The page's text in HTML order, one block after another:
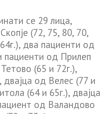
се 29 лица,
(72, 75, 80, 70,
два пациенти од
пациенти од Прилеп
(65 и 72г.),
двајца од Велес (77 и
(64 и 65г.), двајца
од Валандово